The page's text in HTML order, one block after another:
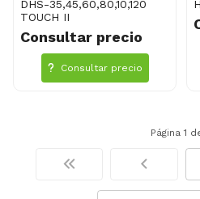
DHS-35,45,60,80,10,120
TOUCH II
Consultar precio
Consultar precio
Página 1